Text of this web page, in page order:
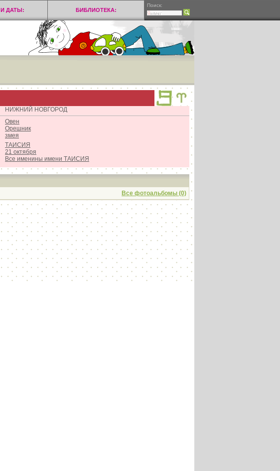
ДАТЫ: БИБЛИОТЕКА:
Поиск:
НИЖНИЙ НОВГОРОД
Овен
Орешник
змея
ТАИСИЯ
21 октября
Все именины имени ТАИСИЯ
Все фотоальбомы (0)